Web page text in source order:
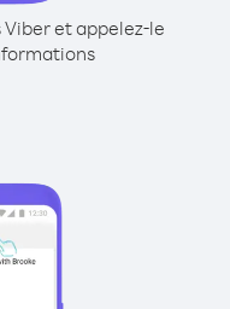
et appelez-le